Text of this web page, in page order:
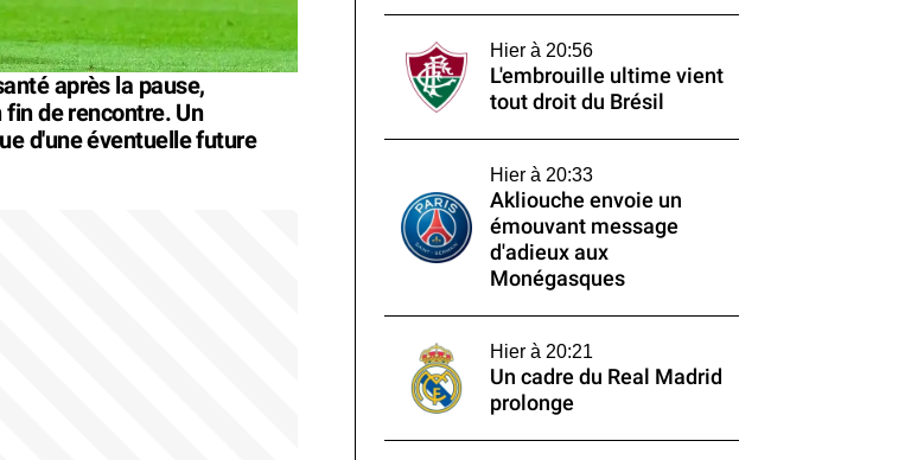
après la pause,
de rencontre. Un
d'une éventuelle future
Hier à 20:56
L'embrouille ultime vient
tout droit du Brésil
Hier à 20:33
Akliouche envoie un
émouvant message
d'adieux aux
Monégasques
Hier à 20:21
Un cadre du Real Madrid
prolonge